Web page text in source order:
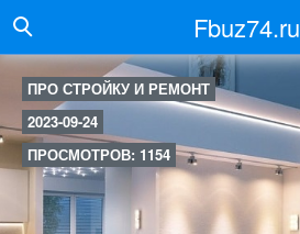
Fbuz74.ru
ПРО СТРОЙКУ И РЕМОНТ
2023-09-24
ПРОСМОТРОВ: 1154